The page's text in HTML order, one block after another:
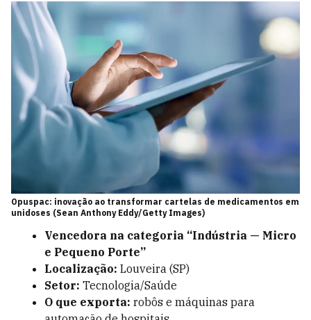
Opuspac: inovação ao transformar cartelas de medicamentos em
unidoses (Sean Anthony Eddy/Getty Images)
Vencedora na categoria “Indústria — Micro
e Pequeno Porte”
Localização: Louveira (SP)
Setor: Tecnologia/Saúde
O que exporta: robôs e máquinas para